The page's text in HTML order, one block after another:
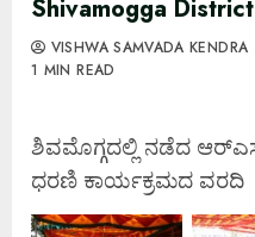
Shivamogga District
VISHWA SAMVADA KENDRA
1 MIN READ
ಶಿವಮೊಗ್ಗದಲ್ಲಿ ನಡೆದ
ಧರಣಿ ಕಾರ್ಯಕ್ರಮದ ವರದಿ